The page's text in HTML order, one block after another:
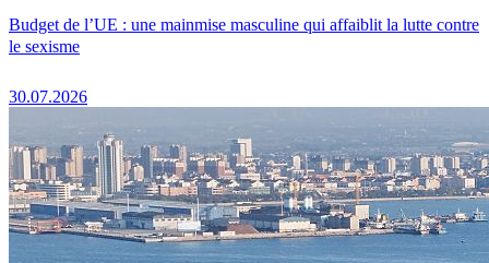
Budget de l’UE : une mainmise masculine qui affaiblit la lutte contre
le sexisme
30.07.2026